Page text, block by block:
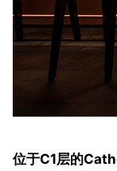
位于C1层的